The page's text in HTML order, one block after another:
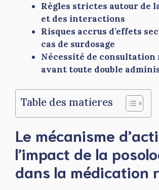
Règles strictes autour de
et des interactions
Risques accrus d’effets
cas de surdosage
Nécessité de consultation
avant toute double
Table des matieres
Le mécanisme
l’impact de la
dans la médication